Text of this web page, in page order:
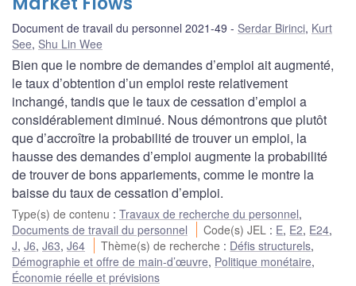
Document de travail du personnel 2021-49 Serdar Birinci, Kurt
See, Shu Lin Wee
Bien que le nombre de demandes d’emploi ait augmenté,
le taux d’obtention d’un emploi reste relativement
inchangé, tandis que le taux de cessation d’emploi a
considérablement diminué. Nous démontrons que plutôt
que d’accroître la probabilité de trouver un emploi, la
hausse des demandes d’emploi augmente la probabilité
de trouver de bons appariements, comme le montre la
baisse du taux de cessation d’emploi.
Type(s) de contenu : Travaux de recherche du personnel,
Documents de travail du personnel
Code(s) JEL : E, E2, E24,
J, J6, J63, J64 Thème(s) de recherche : Défis structurels,
Démographie et offre de main-d’œuvre, Politique monétaire,
Économie réelle et prévisions